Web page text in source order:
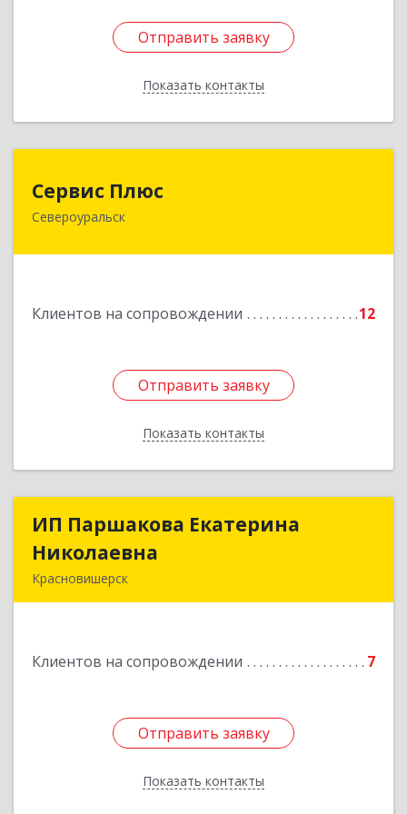
Отправить заявку
Показать контакты
Отправить заявку
Назад
Сервис Плюс
Североуральск
Клиентов на сопровождении 12
Отправить заявку
Показать контакты
624480, Свердловская обл, Североуральск г,
Отправить заявку
Назад
ИП Паршакова Екатерина
Николаевна
Красновишерск
Клиентов на сопровождении 7
Отправить заявку
Показать контакты
ИП Паршакова Екатерина
Подробнее
Отправить заявку
Назад